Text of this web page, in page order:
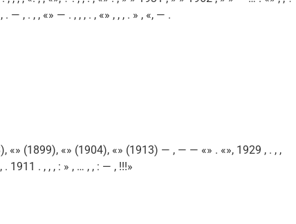
— , . , , «» — . , , , . , «» , , , . » , «, — .
«» (1899), «» (1904), «» (1913) — , — — «» . «», 1929 , . , ,
1911 . , , , : » , … , , : — , !!!»